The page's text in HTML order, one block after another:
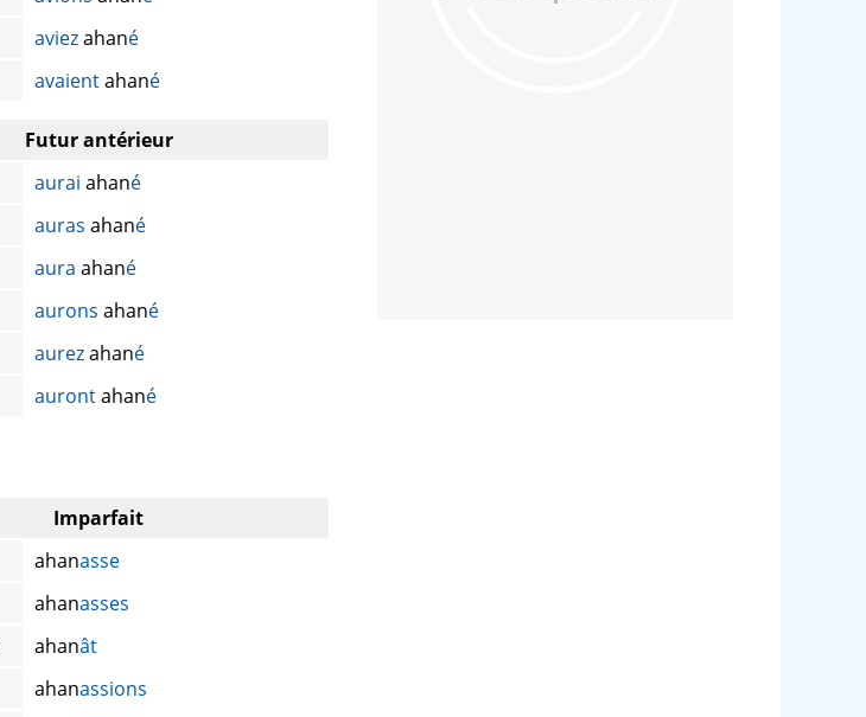
aviezahané
avaientahané
Futur antérieur
aurai ahané
auras ahané
aura ahané
aurons ahané
aurezahané
aurontahané
Imparfait
ahanasse
ahanasses
ahanât
ahanassions